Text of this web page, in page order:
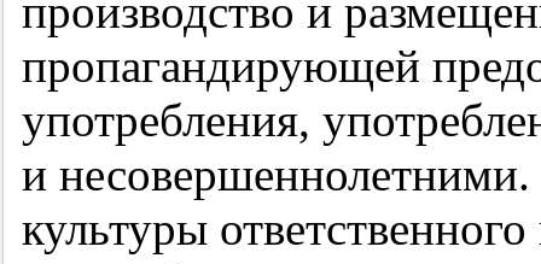
производство и
пропагандирующей
употребления,
и
культуры